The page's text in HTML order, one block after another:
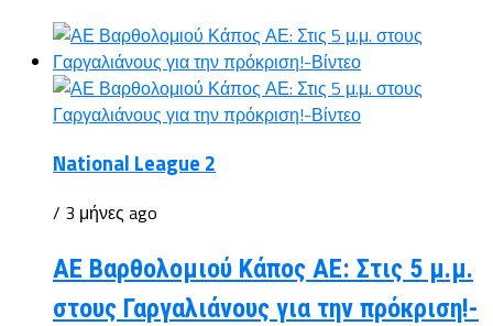
National League 2
/ 3 μήνες ago
ΑΕ Βαρθολομιού Κάπος ΑΕ: Στις 5 μ.μ.
στους Γαργαλιάνους για την πρόκριση!-